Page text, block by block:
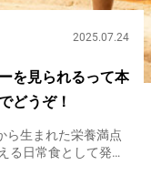
2025.07.24
を見られるって本
どうぞ！
ら生まれた栄養満点
る日常食として発展
った熱々の鍋は、